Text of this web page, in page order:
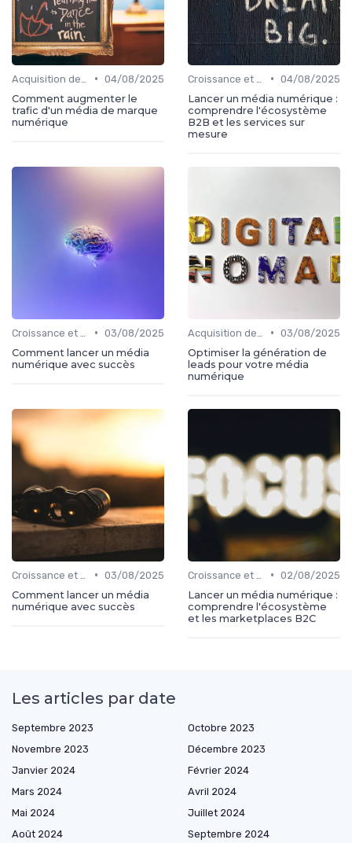
• 04/08/2025
Comment augmenter le
trafic d'un média de marque
numérique
• 04/08/2025
Lancer un média numérique :
comprendre l'écosystème
B2B et les services sur
mesure
• 03/08/2025
Comment lancer un média
numérique avec succès
• 03/08/2025
Optimiser la génération de
leads pour votre média
numérique
• 03/08/2025
Comment lancer un média
numérique avec succès
• 02/08/2025
Lancer un média numérique :
comprendre l'écosystème
et les marketplaces B2C
Les articles par date
Septembre 2023
Octobre 2023
Novembre 2023
Décembre 2023
Janvier 2024
Février 2024
Mars 2024
Avril 2024
Mai 2024
Juillet 2024
Août 2024
Septembre 2024